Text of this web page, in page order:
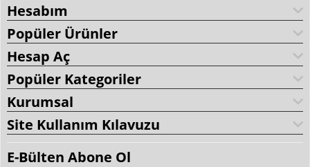
Hesabım
Popüler Ürünler
Hesap Aç
Popüler Kategoriler
Kurumsal
Site Kullanım Kılavuzu
E-Bülten Abone Ol